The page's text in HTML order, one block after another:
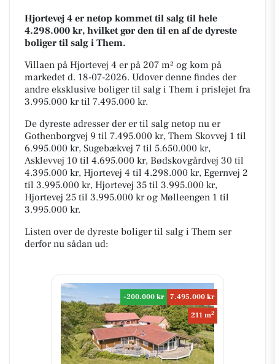
Hjortevej 4 er netop kommet til salg til hele
4.298.000 kr, hvilket gør den til en af de dyreste
boliger til salg i Them.
Villaen på Hjortevej 4 er på 207 m² og kom på
markedet d. 18-07-2026. Udover denne findes der
andre eksklusive boliger til salg i Them i prislejet fra
3.995.000 kr til 7.495.000 kr.
De dyreste adresser der er til salg netop nu er
Gothenborgvej 9 til 7.495.000 kr, Them Skovvej 1 til
6.995.000 kr, Sugebækvej 7 til 5.650.000 kr,
Asklevvej 10 til 4.695.000 kr, Bødskovgårdvej 30 til
4.395.000 kr, Hjortevej 4 til 4.298.000 kr, Egernvej 2
til 3.995.000 kr, Hjortevej 35 til 3.995.000 kr,
Hjortevej 25 til 3.995.000 kr og Mølleengen 1 til
3.995.000 kr.
Listen over de dyreste boliger til salg i Them ser
derfor nu sådan ud:
-200.000 kr
7.495.000 kr
211 m2